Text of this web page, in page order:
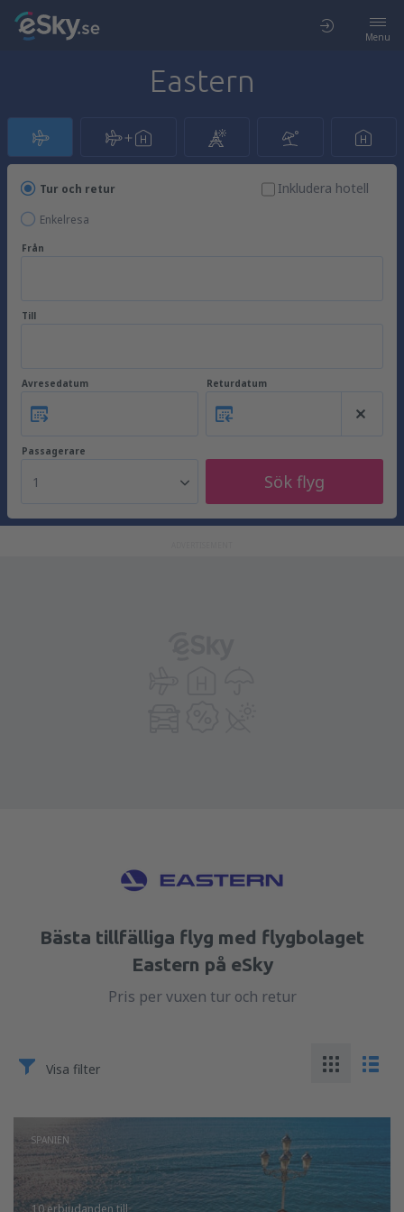
Menu
Eastern
Tur och retur
Enkelresa
Inkludera hotell
Från
Till
Avresedatum Returdatum
Passagerare
1 Sök flyg
Bästa tillfälliga flyg med flygbolaget
Eastern på eSky
Pris per vuxen tur och retur
Visa filter
SPANIEN
10 erbjudanden till